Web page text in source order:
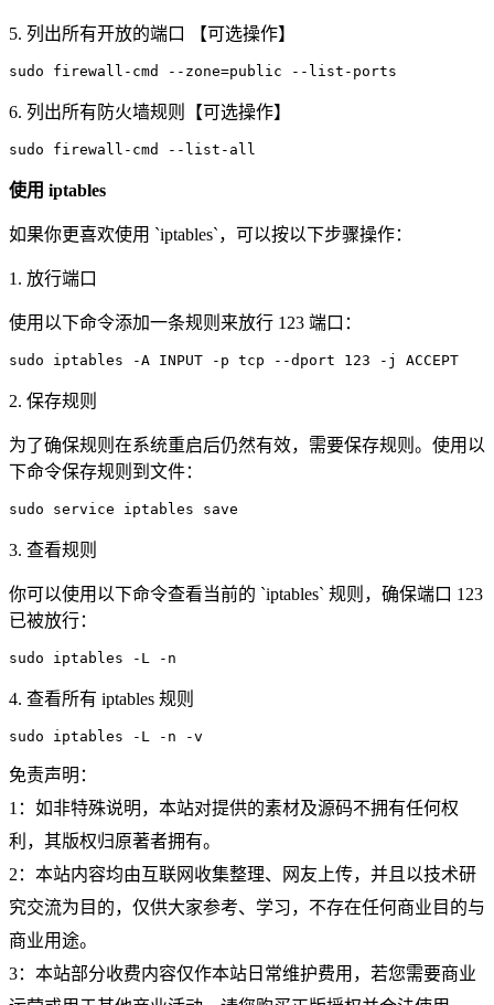
5. 列出所有开放的端口 【可选操作】
sudo firewall-cmd --zone=public --list-ports
6. 列出所有防火墙规则【可选操作】
sudo firewall-cmd --list-all
使用 iptables
如果你更喜欢使用 `iptables`，可以按以下步骤操作：
1. 放行端口
使用以下命令添加一条规则来放行 123 端口：
sudo iptables -A INPUT -p tcp --dport 123 -j ACCEPT
2. 保存规则
为了确保规则在系统重启后仍然有效，需要保存规则。使用以
下命令保存规则到文件：
sudo service iptables save
3. 查看规则
你可以使用以下命令查看当前的 `iptables` 规则，确保端口 123
已被放行：
sudo iptables -L -n
4. 查看所有 iptables 规则
sudo iptables -L -n -v
免责声明：
1：如非特殊说明，本站对提供的素材及源码不拥有任何权
利，其版权归原著者拥有。
2：本站内容均由互联网收集整理、网友上传，并且以技术研
究交流为目的，仅供大家参考、学习，不存在任何商业目的与
商业用途。
3：本站部分收费内容仅作本站日常维护费用，若您需要商业